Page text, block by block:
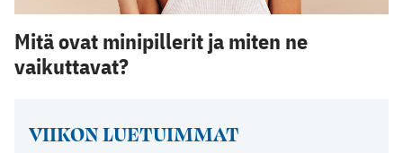
VIIKON LUETUIMMAT
Mitä ovat minipillerit ja miten ne
vaikuttavat?